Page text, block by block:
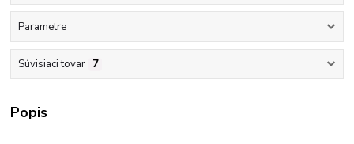
Parametre
Súvisiaci tovar 7
Popis